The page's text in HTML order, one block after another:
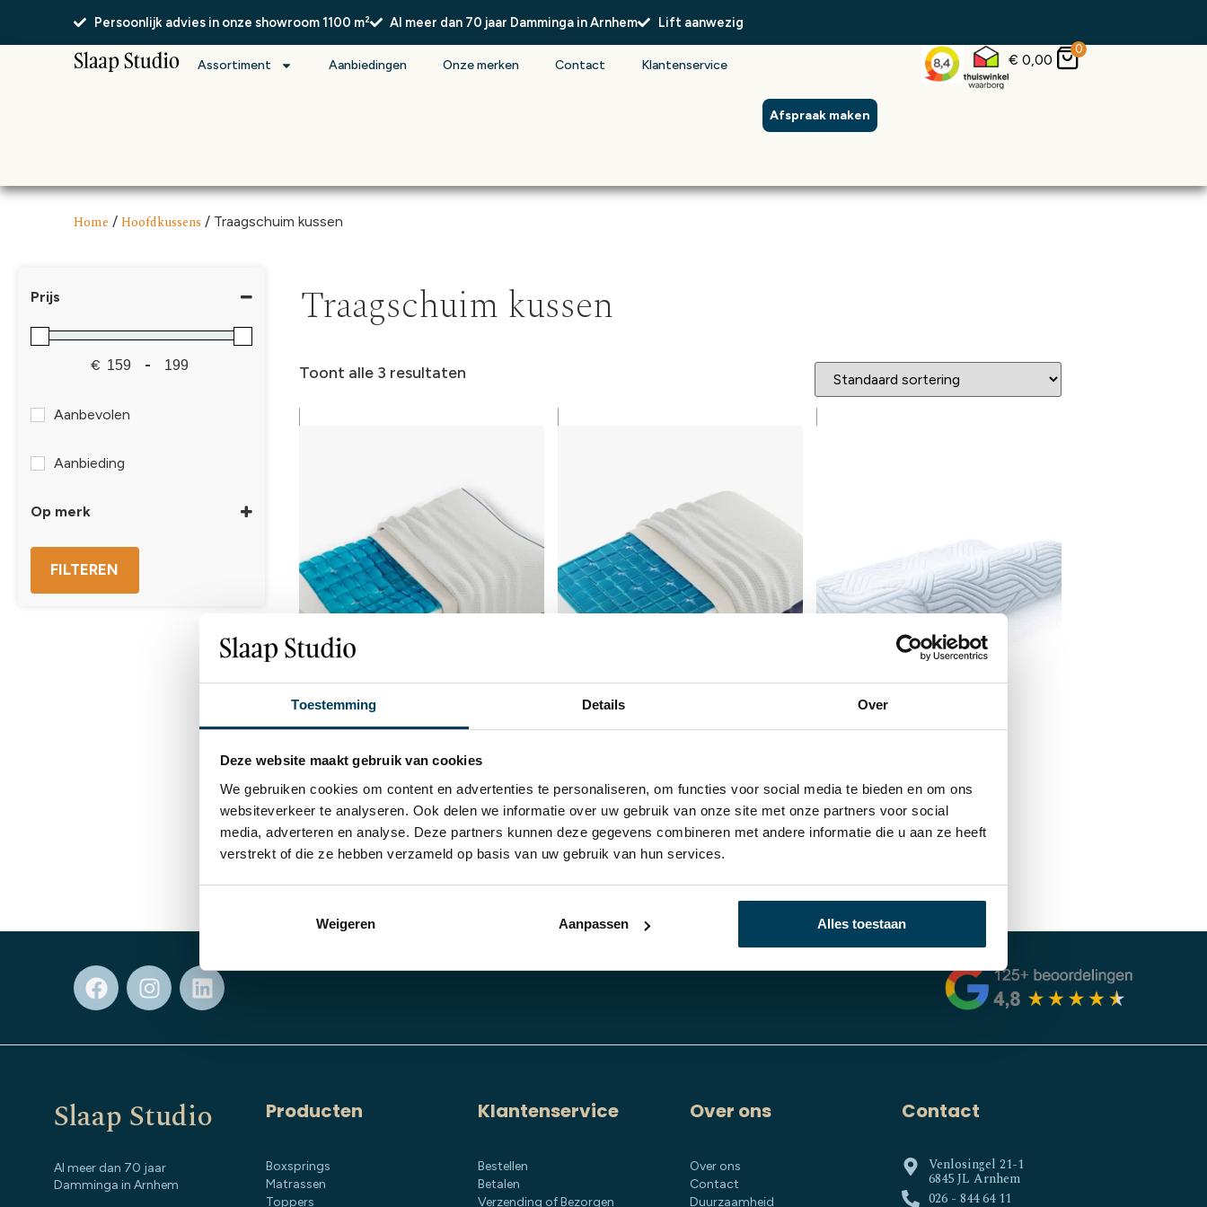
Toestemming Details Over
Deze website maakt gebruik van cookies
We gebruiken cookies om content en advertenties te personaliseren, om functies voor social media te bieden en om ons
websiteverkeer te analyseren. Ook delen we informatie over uw gebruik van onze site met onze partners voor social
media, adverteren en analyse. Deze partners kunnen deze gegevens combineren met andere informatie die u aan ze heeft
verstrekt of die ze hebben verzameld op basis van uw gebruik van hun services.
Weigeren Aanpassen Alles toestaan
Persoonlijk advies in onze showroom 1100 m² Al meer dan 70 jaar Damminga in Arnhem Lift aanwezig
Assortiment Aanbiedingen Onze merken Contact Klantenservice
Afspraak maken
€ 0,00
0
Home / Hoofdkussens / Traagschuim kussen
Prijs
€ Minimale prijs
-
Maximale prijs
Aanbevolen
Aanbieding
Op merk
FILTEREN
Traagschuim kussen
Toont alle 3 resultaten
Technogel Anatomic Aanpasbaar
Hoofdkussen
€199,00
Technogel De Luxe Aanpasbaar
Hoofdkussen
€199,00
Tempur Original Hoofdkussen
€159,00
Slaap Studio
Al meer dan 70 jaar
Damminga in Arnhem
Producten
Boxsprings
Matrassen
Toppers
Klantenservice
Bestellen
Betalen
Verzending of Bezorgen
Over ons
Over ons
Contact
Duurzaamheid
Contact
Venlosingel 21-1
6845 JL Arnhem
026 - 844 64 11